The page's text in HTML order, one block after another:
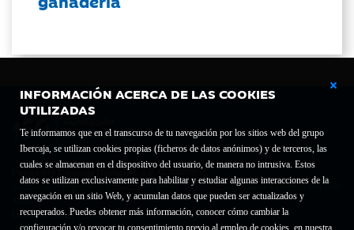
INFORMACIÓN ACERCA DE LAS COOKIES
UTILIZADAS
Te informamos que en el transcurso de tu navegación por los sitios web del grupo
Ibercaja, se utilizan cookies propias (ficheros de datos anónimos) y de terceros, las
cuales se almacenan en el dispositivo del usuario, de manera no intrusiva. Estos
datos se utilizan exclusivamente para habilitar y estudiar algunas interacciones de la
navegación en un sitio Web, y acumulan datos que pueden ser actualizados y
recuperados. Puedes obtener más información, conocer cómo cambiar la
configuración y/o revocar tu consentimiento previo al empleo de cookies, en nuestra
Fundación Bancaria Ibercaja C.I.F. G-50000652.
Inscrita en el Registro de Fundaciones del Mº de Educación, Cultura y Deporte con el nº
1689.
Domicilio social: Joaquín Costa, 13. 50001 Zaragoza.